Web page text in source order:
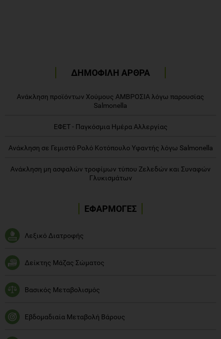
ΔΗΜΟΦΙΛΗ ΑΡΘΡΑ
Ανάκληση προϊόντων Χούμους ΑΜΒΡΟΣΙΑ λόγω παρουσίας
Salmonella
ΕΦΕΤ - Παγκόσμια Ημέρα Αλλεργίας
Ανάκληση σε Γεμιστό Ρολό Κοτόπουλο Υφαντής λόγω Salmonella
Ανάκληση μη ασφαλών τροφίμων τύπου Ζελεδών και Συναφών
Γλυκισμάτων
ΕΦΑΡΜΟΓΕΣ
Λεξικό Διατροφής
Δείκτης Μάζας Σώματος
Βασικός Μεταβολισμός
Εβδομαδιαία Μεταβολή Βάρους